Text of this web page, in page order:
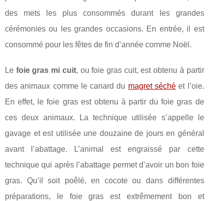
des mets les plus consommés durant les grandes
cérémonies ou les grandes occasions. En entrée, il est
consommé pour les fêtes de fin d’année comme Noël.
Le foie gras mi cuit, ou foie gras cuit, est obtenu à partir
des animaux comme le canard du magret séché et l’oie.
En effet, le foie gras est obtenu à partir du foie gras de
ces deux animaux. La technique utilisée s’appelle le
gavage et est utilisée une douzaine de jours en général
avant l’abattage. L’animal est engraissé par cette
technique qui après l’abattage permet d’avoir un bon foie
gras. Qu’il soit poêlé, en cocote ou dans différentes
préparations, le foie gras est extrêmement bon et